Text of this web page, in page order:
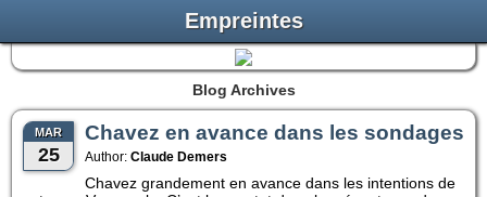
Empreintes
Blog Archives
MAR
25
Chavez en avance dans les sondages
Author: Claude Demers
Chavez grandement en avance dans les intentions de